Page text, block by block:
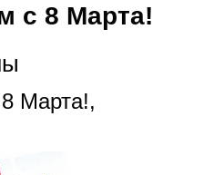
с 8 Марта!
Марта!,